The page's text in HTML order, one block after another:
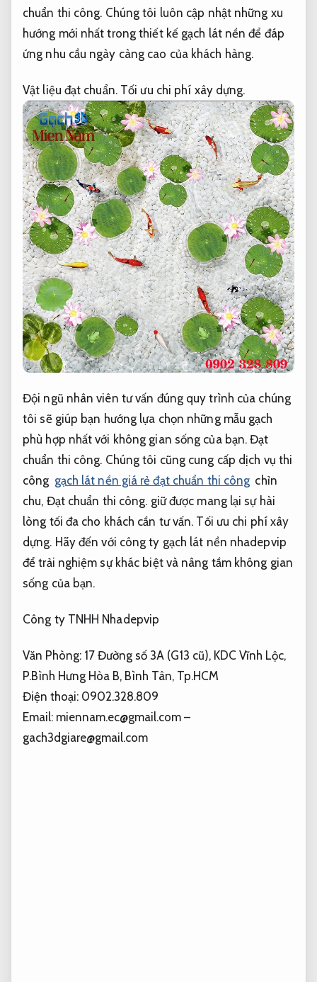
chuẩn thi công. Chúng tôi luôn cập nhật những xu
hướng mới nhất trong thiết kế gạch lát nền để đáp
ứng nhu cầu ngày càng cao của khách hàng.
Vật liệu đạt chuẩn. Tối ưu chi phí xây dựng.
Đội ngũ nhân viên tư vấn đúng quy trình của chúng
tôi sẽ giúp bạn hướng lựa chọn những mẫu gạch
phù hợp nhất với không gian sống của bạn.Đạt
chuẩn thi công. Chúng tôi cũng cung cấp dịch vụ thi
công gạch lát nền giá rẻ đạt chuẩn thi công chỉn
chu, Đạt chuẩn thi công. giữ được mang lại sự hài
lòng tối đa cho khách cần tư vấn. Tối ưu chi phí xây
dựng. Hãy đến với công ty gạch lát nền nhadepvip
để trải nghiệm sự khác biệt và nâng tầm không gian
sống của bạn.
Công ty TNHH Nhadepvip
Văn Phòng: 17 Đường số 3A (G13 cũ), KDC Vĩnh Lộc,
P.Bình Hưng Hòa B, Bình Tân, Tp.HCM
Điện thoại: 0902.328.809
Email: miennam.ec@gmail.com –
gach3dgiare@gmail.com